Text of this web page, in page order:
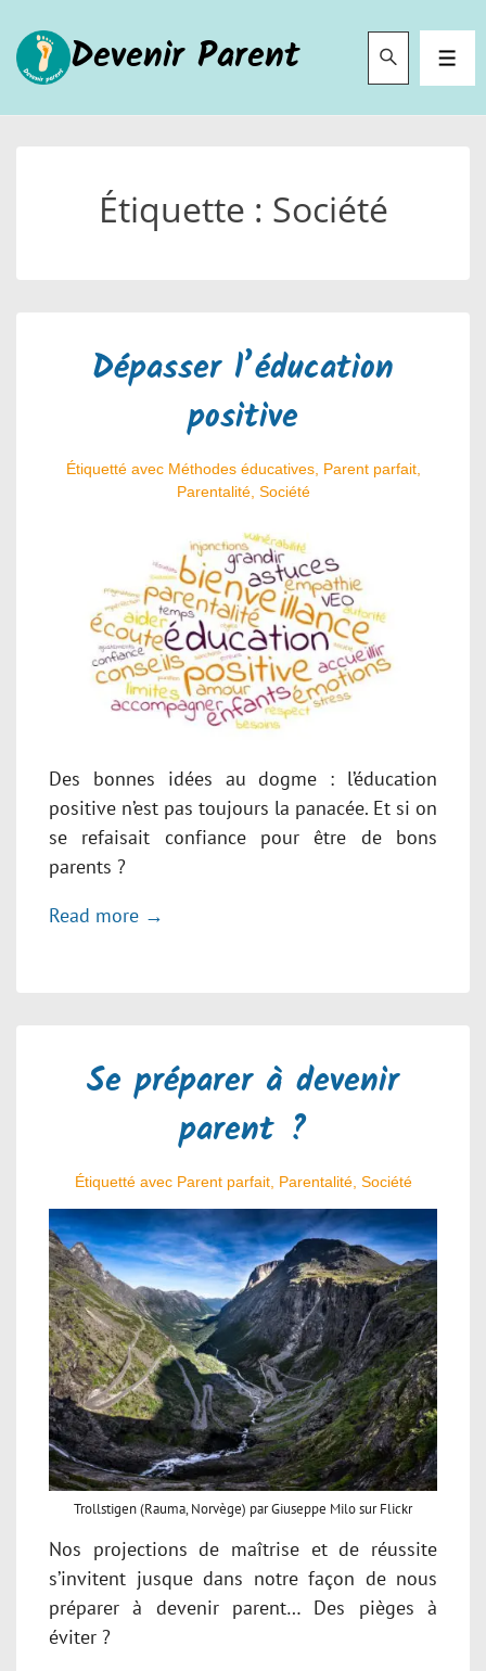
passer
au
Devenir Parent
Étiquette : Société
Dépasser l’éducation
positive
Étiquetté avec Méthodes éducatives, Parent parfait,
Parentalité, Société
Des bonnes idées au dogme : l’éducation
positive n’est pas toujours la panacée. Et si on
se refaisait confiance pour être de bons
parents ?
Read more →
Se préparer à devenir
parent ?
Étiquetté avec Parent parfait, Parentalité, Société
Trollstigen (Rauma, Norvège) par Giuseppe Milo sur Flickr
Nos projections de maîtrise et de réussite
s’invitent jusque dans notre façon de nous
préparer à devenir parent… Des pièges à
éviter ?